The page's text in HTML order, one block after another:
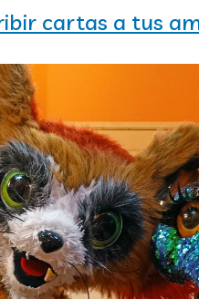
cartas a tus